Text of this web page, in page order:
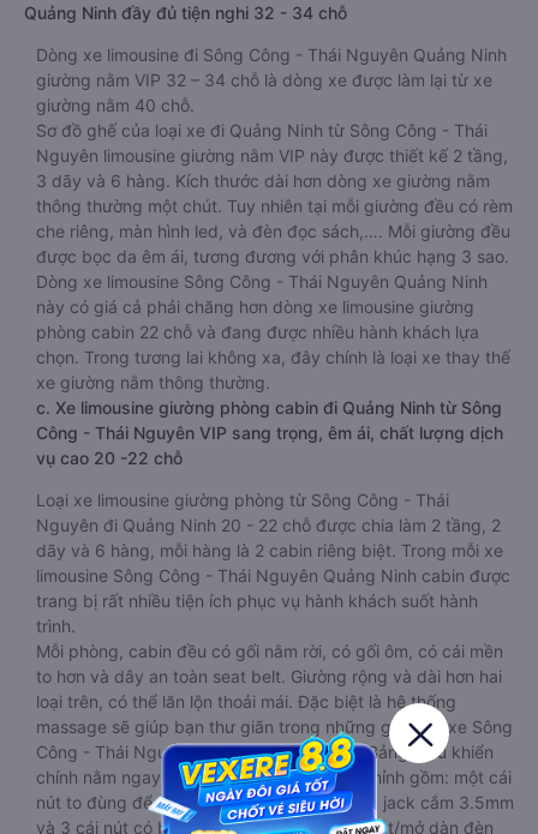
Quảng Ninh đầy đủ tiện nghi 32 - 34 chỗ
Dòng xe limousine đi Sông Công - Thái Nguyên Quảng Ninh
giường nằm VIP 32 – 34 chỗ là dòng xe được làm lại từ xe
giường nằm 40 chỗ.
Sơ đồ ghế của loại xe đi Quảng Ninh từ Sông Công - Thái
Nguyên limousine giường nằm VIP này được thiết kế 2 tầng,
3 dãy và 6 hàng. Kích thước dài hơn dòng xe giường nằm
thông thường một chút. Tuy nhiên tại mỗi giường đều có rèm
che riêng, màn hình led, và đèn đọc sách,…. Mỗi giường đều
được bọc da êm ái, tương đương với phân khúc hạng 3 sao.
Dòng xe limousine Sông Công - Thái Nguyên Quảng Ninh
này có giá cả phải chăng hơn dòng xe limousine giường
phòng cabin 22 chỗ và đang được nhiều hành khách lựa
chọn. Trong tương lai không xa, đây chính là loại xe thay thế
xe giường nằm thông thường.
c. Xe limousine giường phòng cabin đi Quảng Ninh từ Sông
Công - Thái Nguyên VIP sang trọng, êm ái, chất lượng dịch
vụ cao 20 -22 chỗ
Loại xe limousine giường phòng từ Sông Công - Thái
Nguyên đi Quảng Ninh 20 - 22 chỗ được chia làm 2 tầng, 2
dãy và 6 hàng, mỗi hàng là 2 cabin riêng biệt. Trong mỗi xe
limousine Sông Công - Thái Nguyên Quảng Ninh cabin được
trang bị rất nhiều tiện ích phục vụ hành khách suốt hành
trình.
Mỗi phòng, cabin đều có gối nằm rời, có gối ôm, có cái mền
to hơn và dây an toàn seat belt. Giường rộng và dài hơn hai
loại trên, có thể lăn lộn thoải mái. Đặc biệt là hệ thống
massage sẽ giúp bạn thư giãn trong những giờ nằm xe Sông
Công - Thái Nguyên đến Quảng Ninh dài. Bảng điều khiển
chính nằm ngay cạnh đầu để tiện tay tuỳ chỉnh gồm: một cái
nút to đùng để gọi tiếp viên, 2 cổng USB , 1 jack cắm 3.5mm
và 3 cái nút có biểu tượng nguồn dùng để tắt/mở dàn đèn